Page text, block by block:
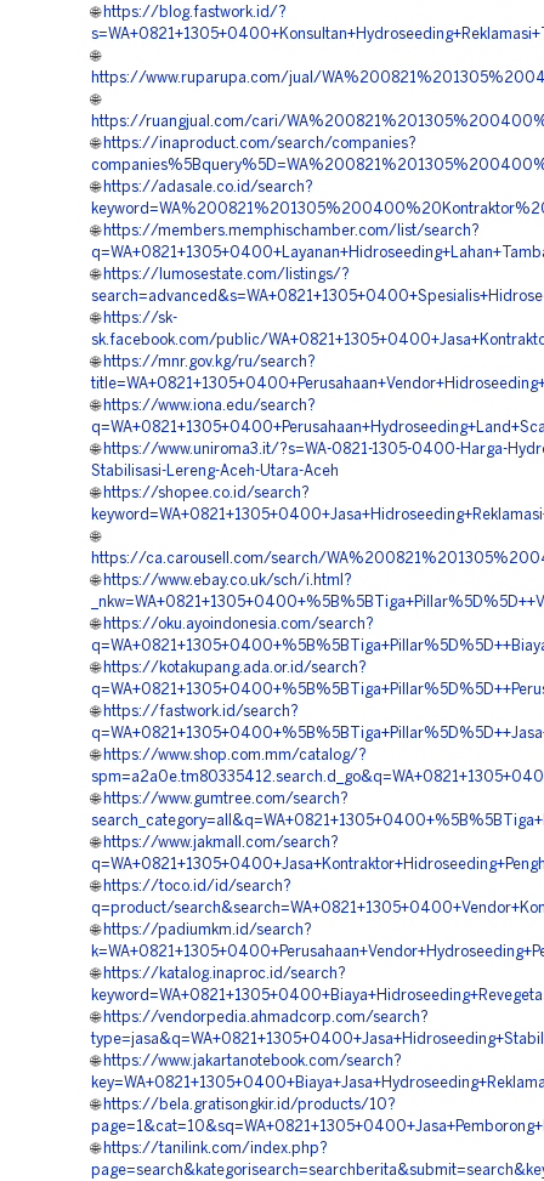
🌐 https://blog.fastwork.id/?
🌐
https://www.ruparupa.com/jual/
🌐
https://ruangjual.com/cari/
🌐 https://inaproduct.com/search/companies?
🌐 https://adasale.co.id/search?
🌐 https://members.memphischamber.com/list/search?
🌐 https://lumosestate.com/listings/?
🌐 https://sk-
sk.facebook.com/public/
🌐 https://mnr.gov.kg/ru/search?
🌐 https://www.iona.edu/search?
🌐 https://www.uniroma3.it/?s=WA-0821-1305-0400-Harga-
Stabilisasi-Lereng-Aceh-Utara-Aceh
🌐 https://shopee.co.id/search?
🌐
https://ca.carousell.com/search/
🌐 https://www.ebay.co.uk/sch/i.html?
🌐 https://oku.ayoindonesia.com/search?
🌐 https://kotakupang.ada.or.id/search?
🌐 https://fastwork.id/search?
🌐 https://www.shop.com.mm/catalog/?
🌐 https://www.gumtree.com/search?
🌐 https://www.jakmall.com/search?
🌐 https://toco.id/id/search?
q=product/
🌐 https://padiumkm.id/search?
🌐 https://katalog.inaproc.id/search?
🌐 https://vendorpedia.ahmadcorp.com/search?
🌐 https://www.jakartanotebook.com/search?
🌐 https://bela.gratisongkir.id/products/10?
🌐 https://tanilink.com/index.php?